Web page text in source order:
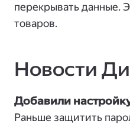
перекрывать данные.
товаров.
Новости
Добавили
Раньше защитить